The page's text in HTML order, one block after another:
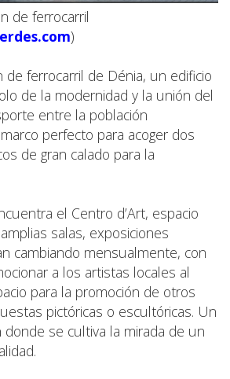
de ferrocarril
)
de ferrocarril de Dénia, un edificio
de la modernidad y la unión del
entre la población
perfecto para acoger dos
de gran calado para la
el Centro d’Art, espacio
salas, exposiciones
cambiando mensualmente, con
a los artistas locales al
para la promoción de otros
pictóricas o escultóricas. Un
donde se cultiva la mirada de un